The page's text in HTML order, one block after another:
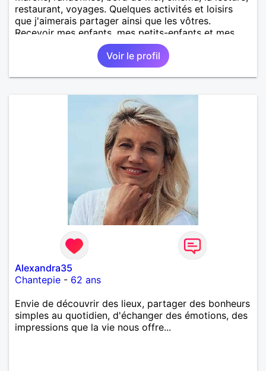
restaurant, voyages. Quelques activités et loisirs
que j'aimerais partager ainsi que les vôtres.
Recevoir mes enfants, mes petits-enfants et mes
amis. Bénévolat auprès des enfants à l’école, pour le
cinéma indépendant... Se rencontrer, être à l’écoute,
échanger avec une personne de confiance, pour une
vie de partage, de tendresse. Les voyages et où
dehors des sentiers battus me raviraient. Je
m'engage à répondre à votre message. Au plaisir de
Voir le profil
Alexandra35
Chantepie - 62 ans
Envie de découvrir des lieux, partager des bonheurs
simples au quotidien, d'échanger des émotions, des
impressions que la vie nous offre...